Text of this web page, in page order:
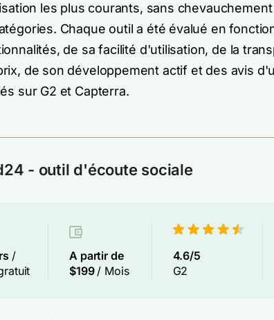
les plus courants, sans
Chaque outil a été évalué en
de sa facilité d'utilisation, de la
de son développement actif et des avis
sur G2 et Capterra.
- outil d'écoute sociale
/
A partir de
$199 / Mois
4.6/5
G2